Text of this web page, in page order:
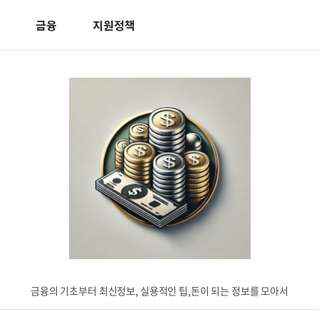
금융 지원정책
금융의 기초부터 최신정보, 실용적인 팁,돈이 되는 정보를 모아서